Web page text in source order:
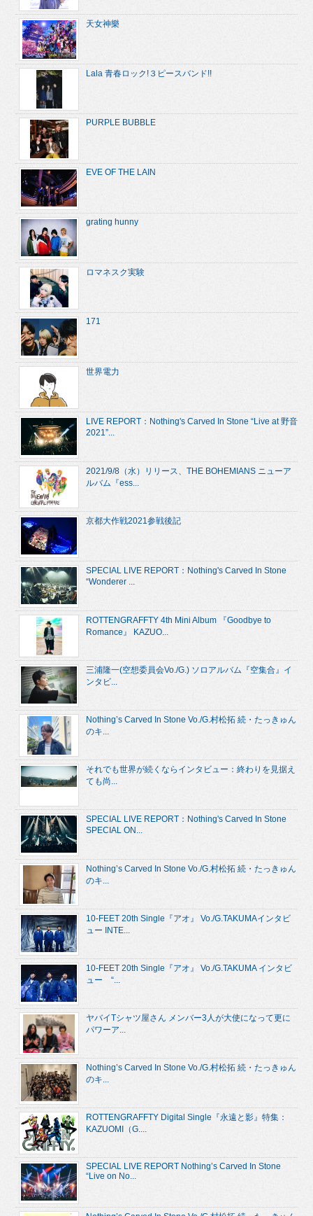
天女神樂
Lala 青春ロック!３ピースバンド!!
PURPLE BUBBLE
EVE OF THE LAIN
grating hunny
ロマネスク実験
171
世界電力
LIVE REPORT：Nothing's Carved In Stone “Live at 野音
2021”...
2021/9/8（水）リリース、THE BOHEMIANS ニューア
ルバム『ess...
京都大作戦2021参戦後記
SPECIAL LIVE REPORT：Nothing's Carved In Stone
“Wonderer ...
ROTTENGRAFFTY 4th Mini Album 『Goodbye to
Romance』 KAZUO...
三浦隆一(空想委員会Vo./G.) ソロアルバム『空集合』イ
ンタビ...
Nothing’s Carved In Stone Vo./G.村松拓 続・たっきゅん
のキ...
それでも世界が続くならインタビュー：終わりを見据え
ても尚...
SPECIAL LIVE REPORT：Nothing's Carved In Stone
SPECIAL ON...
Nothing’s Carved In Stone Vo./G.村松拓 続・たっきゅん
のキ...
10-FEET 20th Single『アオ』 Vo./G.TAKUMAインタビ
ュー INTE...
10-FEET 20th Single『アオ』 Vo./G.TAKUMA インタビ
ュー “...
ヤバイTシャツ屋さん メンバー3人が大使になって更に
パワーア...
Nothing’s Carved In Stone Vo./G.村松拓 続・たっきゅん
のキ...
ROTTENGRAFFTY Digital Single『永遠と影』特集：
KAZUOMI（G....
SPECIAL LIVE REPORT Nothing’s Carved In Stone
“Live on No...